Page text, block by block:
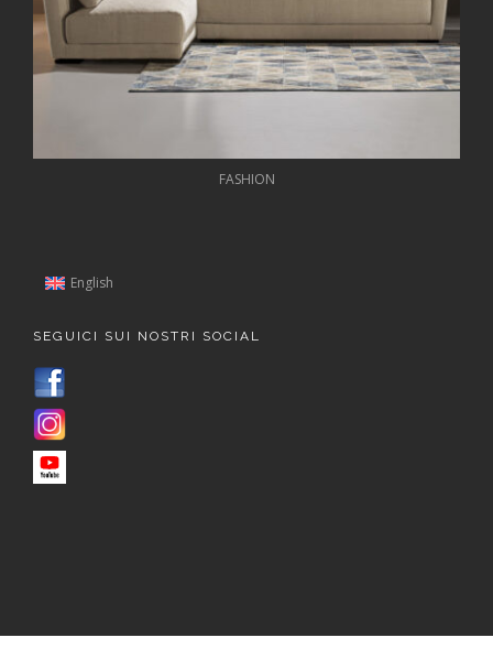
FASHION
English
SEGUICI SUI NOSTRI SOCIAL